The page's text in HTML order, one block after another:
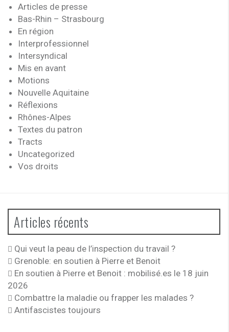
Articles de presse
Bas-Rhin – Strasbourg
En région
Interprofessionnel
Intersyndical
Mis en avant
Motions
Nouvelle Aquitaine
Réflexions
Rhônes-Alpes
Textes du patron
Tracts
Uncategorized
Vos droits
Articles récents
Qui veut la peau de l’inspection du travail ?
Grenoble: en soutien à Pierre et Benoit
En soutien à Pierre et Benoit : mobilisé.es le 18 juin
2026
Combattre la maladie ou frapper les malades ?
Antifascistes toujours